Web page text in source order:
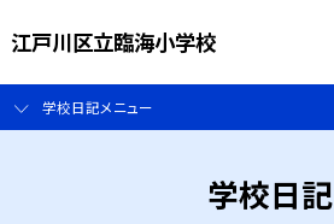
江戸川区立臨海小学校
学校日記メニュー
学校日記